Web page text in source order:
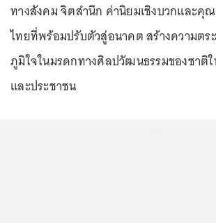
ทางสังคม จิตสำนึก ค่านิยมเชิงบวกและ
ไทยที่พร้อมปรับตัวสู่อนาคต สร้างความต
ภูมิใจในมรดกทางศิลปวัฒนธรรมของชาติ
และประชาชน